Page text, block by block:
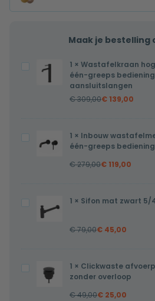
Maak je bestelling
Wastafelkraan
hoge
één-
bediening
aansluitslangen
1 × Wastafelkraan
één-greeps
aansluitslangen
€309,00€ 139,00
Inbouw
wastafelmengkraan
greeps
bediening
1 × Inbouw
één-greeps
€279,00€ 119,00
Sifon
mat
32mm
1 × Sifon mat zwart 5/
€79,00€ 45,00
Clickwaste
afvoerplug
1 × Clickwaste
zonder overloop
€49,00€ 25,00